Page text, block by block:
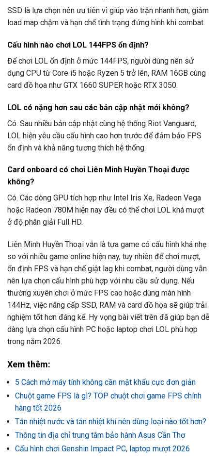
SSD là lựa chọn nên ưu tiên vì giúp vào trận nhanh hơn, giảm
load map chậm và hạn chế tình trạng đứng hình khi combat.
Cấu hình nào chơi LOL 144FPS ổn định?
Để chơi LOL ổn định ở mức 144FPS, người dùng nên sử
dụng CPU từ Core i5 hoặc Ryzen 5 trở lên, RAM 16GB cùng
card đồ họa như GTX 1660 SUPER hoặc RTX 3050.
LOL có nặng hơn sau các bản cập nhật mới không?
Có. Sau nhiều bản cập nhật cùng hệ thống Riot Vanguard,
LOL hiện yêu cầu cấu hình cao hơn trước để đảm bảo FPS
ổn định và khả năng tương thích hệ thống.
Card onboard có chơi Liên Minh Huyền Thoại được
không?
Có. Các dòng GPU tích hợp như Intel Iris Xe, Radeon Vega
hoặc Radeon 780M hiện nay đều có thể chơi LOL khá mượt
ở độ phân giải Full HD.
Liên Minh Huyền Thoại vẫn là tựa game có cấu hình khá nhẹ
so với nhiều game online hiện nay, tuy nhiên để chơi mượt,
ổn định FPS và hạn chế giật lag khi combat, người dùng vẫn
nên lựa chọn cấu hình phù hợp với nhu cầu sử dụng. Nếu
thường xuyên chơi ở mức FPS cao hoặc dùng màn hình
144Hz, việc nâng cấp SSD, RAM và card đồ họa sẽ giúp trải
nghiệm tốt hơn đáng kể. Hy vọng bài viết trên đã giúp bạn dễ
dàng lựa chọn cấu hình PC hoặc laptop chơi LOL phù hợp
trong năm 2026.
Xem thêm:
5 Cách mở máy tính không cần mật khẩu cực đơn giản
Chuột game FPS là gì? TOP chuột chơi game FPS chính
hãng tốt 2026
Tản nhiệt nước và tản nhiệt khí nên dùng loại nào tốt hơn?
Thông tin địa chỉ trung tâm bảo hành Asus Cần Thơ
Cấu hình chơi Genshin Impact PC, laptop mượt 2026